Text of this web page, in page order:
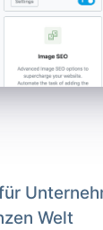
Welt